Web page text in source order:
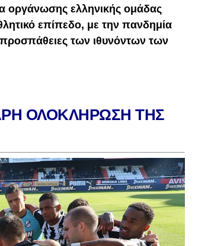
οργάνωσης ελληνικής ομάδας
επίπεδο, με την πανδημία
των ιθυνόντων των
ΟΛΟΚΛΗΡΩΣΗ ΤΗΣ